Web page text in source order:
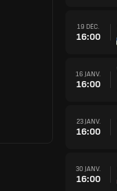
19 DÉC.
16:00
16 JANV.
16:00
23 JANV.
16:00
30 JANV.
16:00